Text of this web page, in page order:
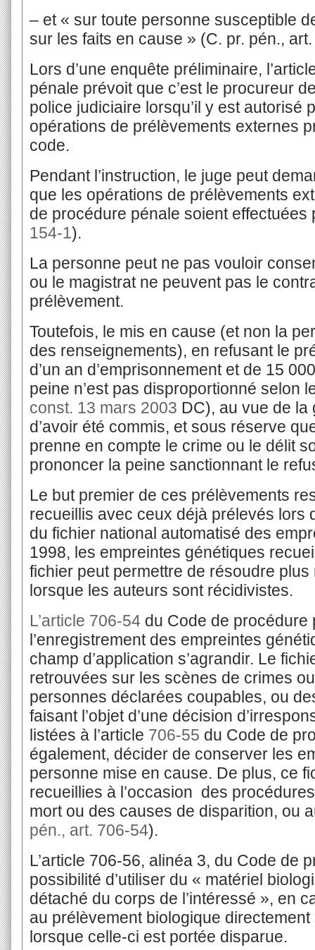
– et « sur toute personne susceptible
sur les faits en cause » (C. pr. pén.,
Lors d’une enquête préliminaire,
pénale prévoit que c’est le procureur
police judiciaire lorsqu’il y est autorisé
opérations de prélèvements externes
code.
Pendant l’instruction, le juge peut
que les opérations de prélèvements
de procédure pénale soient
154-1).
La personne peut ne pas vouloir
ou le magistrat ne peuvent pas le
prélèvement.
Toutefois, le mis en cause (et non la
des renseignements), en refusant le
d’un an d’emprisonnement et de 15
peine n’est pas disproportionné selon
const. 13 mars 2003 DC), au vue de la
d’avoir été commis, et sous réserve
prenne en compte le crime ou le délit
prononcer la peine sanctionnant le
Le but premier de ces prélèvements
recueillis avec ceux déjà prélevés lors
du fichier national automatisé des
1998, les empreintes génétiques
fichier peut permettre de résoudre
lorsque les auteurs sont récidivistes.
L’article 706-54 du Code de procédure
l’enregistrement des empreintes
champ d’application s’agrandir. Le
retrouvées sur les scènes de crimes
personnes déclarées coupables, ou
faisant l’objet d’une décision
listées à l’article 706-55 du Code de
également, décider de conserver les
personne mise en cause. De plus, ce
recueillies à l’occasion des
mort ou des causes de disparition, ou
pén., art. 706-54).
L’article 706-56, alinéa 3, du Code de
possibilité d’utiliser du « matériel
détaché du corps de l’intéressé », en
au prélèvement biologique
lorsque celle-ci est portée disparue.